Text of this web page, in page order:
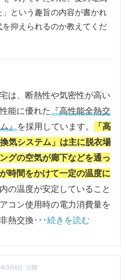
という趣旨の内容が書かれ
抑えられるのか教えてくだ
は、断熱性や気密性が高い
能に優れた『高性能全熱交
』を採用しています。
「高
気システム」は主に脱衣場
グの空気が廊下などを通っ
時間をかけて一定の温度に
の温度が安定していること
コン使用時の電力消費量を
熱交換･･･続きを読む
年3月6日 公開